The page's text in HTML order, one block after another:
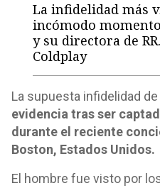
La infidelidad más
incómodo
y su directora de
Coldplay
La supuesta infidelidad de
evidencia tras ser
durante el reciente
Boston, Estados Unidos.
El hombre fue visto por